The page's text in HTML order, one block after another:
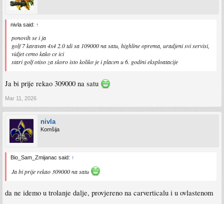
nivla said: ↑
ponovih se i ja
golf 7 karavan 4x4 2.0 tdi sa 109000 na satu, highline oprema, uradjeni svi servisi,
vidjet cemo kako ce ici
stari golf otiso za skoro isto koliko je i placen u 6. godini eksploatacije
Ja bi prije rekao 309000 na satu
Mar 11, 2026
nivla
Komšija
Bio_Sam_Zmijanac said: ↑
Ja bi prije rekao 309000 na satu
da ne idemo u trolanje dalje, provjereno na carverticalu i u ovlastenom